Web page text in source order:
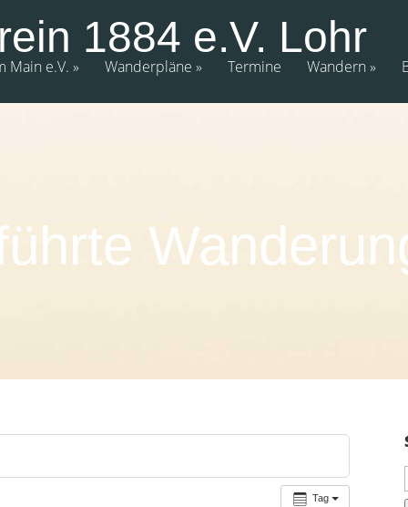
1884 e.V. Lohr
Main e.V. Wanderpläne Termine Wandern
Tag